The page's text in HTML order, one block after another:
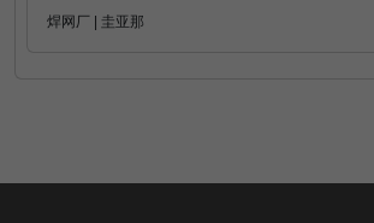
焊网厂 | 圭亚那